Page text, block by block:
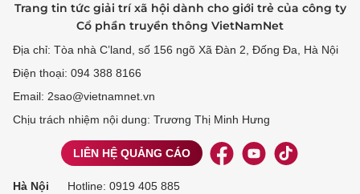
Trang tin tức giải trí xã hội dành cho giới trẻ của công ty
Cổ phần truyền thông VietNamNet
Địa chỉ: Tòa nhà C’land, số 156 ngõ Xã Đàn 2, Đống Đa, Hà Nội
Điện thoại: 094 388 8166
Email: 2sao@vietnamnet.vn
Chịu trách nhiệm nội dung: Trương Thị Minh Hưng
LIÊN HỆ QUẢNG CÁO
Hà Nội Hotline: 0919 405 885